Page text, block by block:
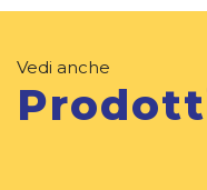
Vedi anche